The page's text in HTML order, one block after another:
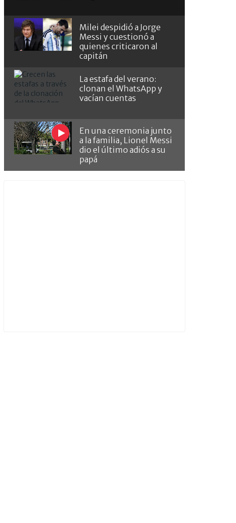
Milei despidió a Jorge
Messi y cuestionó a
quienes criticaron al
capitán
La estafa del verano:
clonan el WhatsApp y
vacían cuentas
En una ceremonia junto
a la familia, Lionel Messi
dio el último adiós a su
papá